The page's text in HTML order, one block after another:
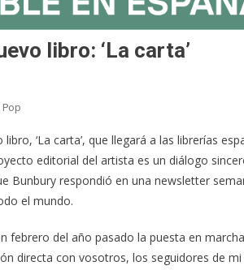
libro: ‘La carta’
‘La carta’, que llegará a las librerías
editorial del artista es un diálogo
Bunbury respondió en una newsletter
el mundo.
febrero del año pasado la puesta en
directa con vosotros, los seguidores de